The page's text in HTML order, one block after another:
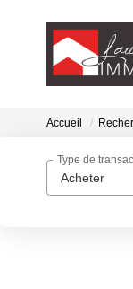
Accueil
Acheter
Type de